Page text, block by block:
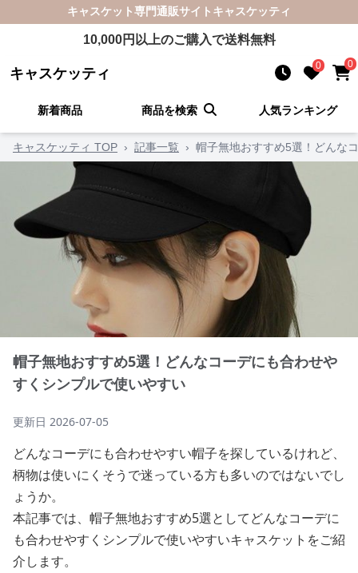
キャスケット専門通販サイト キャスケッティ
10,000円以上のご購入で送料無料
キャスケッティ 0 0
新着商品 商品を検索 人気ランキング
キャスケッティ TOP › 記事一覧 › 帽子無地おすすめ5選！どんな
帽子無地おすすめ5選！どんなコーデにも合わせや
すくシンプルで使いやすい
更新日 2026-07-05
どんなコーデにも合わせやすい帽子を探しているけれど、
柄物は使いにくそうで迷っている方も多いのではないでし
ょうか。
本記事では、帽子無地おすすめ5選としてどんなコーデに
も合わせやすくシンプルで使いやすいキャスケットをご紹
介します。